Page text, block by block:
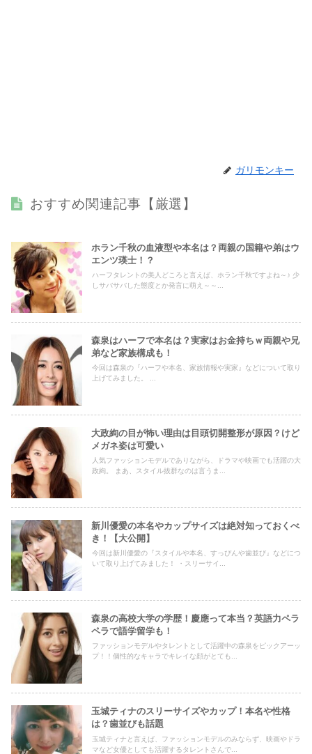
ガリモンキー
おすすめ関連記事【厳選】
ホラン千秋の血液型や本名は？両親の国籍や弟はウ
エンツ瑛士！？
ハーフタレントの美人どころと言えば、ホラン千秋ですよね～♪ 少
しサバサバした態度とか発言に萌え～～...
森泉はハーフで本名は？実家はお金持ちｗ両親や兄
弟など家族構成も！
今回は森泉の『ハーフや本名、家族情報や実家』などについて取り
上げてみました。 ...
大政絢の目が怖い理由は目頭切開整形が原因？けど
メガネ姿は可愛い
人気ファッションモデルでありながら、ドラマや映画でも活躍の大
政絢。 まあ、スタイル抜群なのは言うま...
新川優愛の本名やカップサイズは絶対知っておくべ
き！【大公開】
今回は新川優愛の『スタイルや本名、すっぴんや歯並び』などにつ
いて取り上げてみました！ ・スリーサイ...
森泉の高校大学の学歴！慶應って本当？英語力ペラ
ペラで語学留学も！
ファッションモデルやタレントとして活躍中の森泉をピックアーッ
プ！！個性的なキャラでキレイな顔がとても...
玉城ティナのスリーサイズやカップ！本名や性格
は？歯並びも話題
玉城ティナと言えば、ファッションモデルのみならず、映画やドラ
マなど女優としても活躍するタレントさんで...